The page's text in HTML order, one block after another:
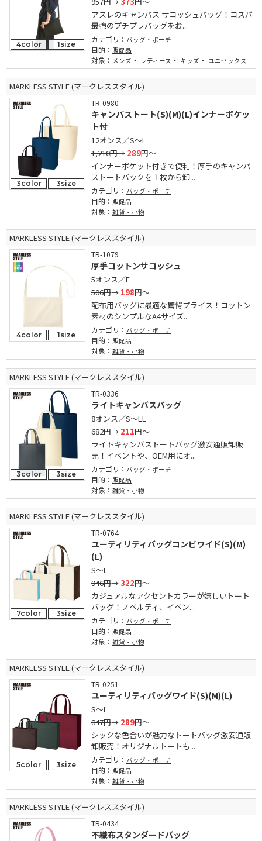
4color 1size
アスレのキャンバス サコッシュバッグ！コスパ
最強のプチプラバッグをお...
カテゴリ： バッグ・ポーチ
目的： 販促品
対象： メンズ ・ レディース ・ キッズ ・ ユニセックス
MARKLESS STYLE (マークレススタイル)
3color 3size
TR-0980
キャンバストート(S)(M)(L)インナーポケッ
ト付
12オンス／S～L
1,210円→ 289円～
インナーポケット付きで便利！厚手のキャンパ
ストートバックを１枚から卸...
カテゴリ： バッグ・ポーチ
目的： 販促品
対象： 雑貨・小物
MARKLESS STYLE (マークレススタイル)
4color 1size
TR-1079
厚手コットンサコッシュ
5オンス／F
506円→ 198円～
配布用バッグに最適な驚愕プライス！コットン
素材のシンプルなA4サイズ...
カテゴリ： バッグ・ポーチ
目的： 販促品
対象： 雑貨・小物
MARKLESS STYLE (マークレススタイル)
3color 3size
TR-0336
ライトキャンバスバッグ
8オンス／S～LL
682円→ 211円～
ライトキャンバストートバッグ激安通販卸販
売！イベントや、OEM用にオ...
カテゴリ： バッグ・ポーチ
目的： 販促品
対象： 雑貨・小物
MARKLESS STYLE (マークレススタイル)
7color 3size
TR-0764
ユーティリティバッグコンビワイド(S)(M)
(L)
S～L
946円→322円～
カジュアルなアクセントカラーが嬉しいトート
バッグ！ノベルティ、イベン...
カテゴリ： バッグ・ポーチ
目的： 販促品
対象： 雑貨・小物
MARKLESS STYLE (マークレススタイル)
5color 3size
TR-0251
ユーティリティバッグワイド(S)(M)(L)
S～L
847円→ 289円～
シックな色合いが魅力なトートバッグ激安通販
卸販売！オリジナルトートも...
カテゴリ： バッグ・ポーチ
目的： 販促品
対象： 雑貨・小物
MARKLESS STYLE (マークレススタイル)
TR-0434
不織布スタンダードバッグ